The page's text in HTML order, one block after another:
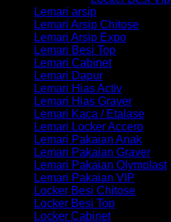
Lemari arsip
Lemari Arsip Chitose
Lemari Arsip Expo
Lemari Besi Top
Lemari Cabinet
Lemari Dapur
Lemari Hias Activ
Lemari Hias Graver
Lemari Kaca / Etalase
Lemari Locker Accero
Lemari Pakaian Anak
Lemari Pakaian Graver
Lemari Pakaian Olymplast
Lemari Pakaian VIP
Locker Besi Chitose
Locker Besi Top
Locker Cabinet